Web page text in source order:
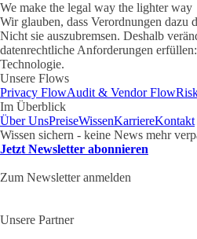
We make the legal way the lighter way
Wir glauben, dass Verordnungen dazu
Nicht sie auszubremsen. Deshalb
datenrechtliche Anforderungen
Technologie.
Unsere Flows
Privacy FlowAudit & Vendor Flow
Im Überblick
Über UnsPreiseWissenKarriereKontakt
Wissen sichern - keine News mehr
Jetzt Newsletter abonnieren
Zum Newsletter anmelden
Unsere Partner